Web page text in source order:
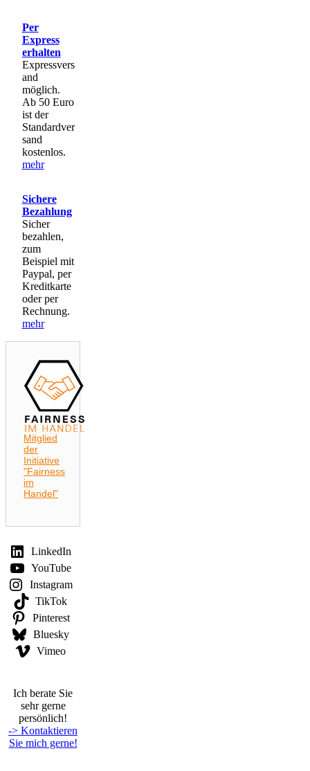
Per
Express
erhalten
Expressvers
and
möglich.
Ab 50 Euro
ist der
Standardver
sand
kostenlos.
mehr
Sichere
Bezahlung
Sicher
bezahlen,
zum
Beispiel mit
Paypal, per
Kreditkarte
oder per
Rechnung.
mehr
Mitglied
der
Initiative
"Fairness
im
Handel"
LinkedIn
YouTube
Instagram
TikTok
Pinterest
Bluesky
Vimeo
Ich berate Sie
sehr gerne
persönlich!
-> Kontaktieren
Sie mich gerne!